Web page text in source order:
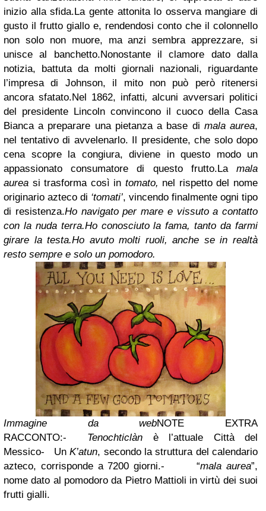
inizio alla sfida.La gente attonita lo osserva mangiare di
gusto il frutto giallo e, rendendosi conto che il colonnello
non solo non muore, ma anzi sembra apprezzare, si
unisce al banchetto.Nonostante il clamore dato dalla
notizia, battuta da molti giornali nazionali, riguardante
l’impresa di Johnson, il mito non può però ritenersi
ancora sfatato.Nel 1862, infatti,alcuni avversari politici
del presidente Lincoln convincono il cuoco della Casa
Bianca a preparare una pietanza a base di mala aurea,
nel tentativo di avvelenarlo. Il presidente, che solo dopo
cena scopre la congiura, diviene in questo modo un
appassionato consumatore di questo frutto.Lamala
aurea si trasforma così in tomato, nel rispetto del nome
originario azteco di ‘tomati’, vincendo finalmente ogni tipo
di resistenza.Ho navigato per mare e vissuto a contatto
con la nuda terra.Ho conosciuto la fama, tanto da farmi
girare la testa.Ho avuto molti ruoli, anche se in realtà
resto sempre e solo un pomodoro.
Immagine da webNOTE EXTRA
RACCONTO:- Tenochticlàn è l’attuale Città del
Messico- Un K’atun, secondo la struttura del calendario
azteco, corrisponde a 7200 giorni.- “mala aurea”,
nome dato al pomodoro da Pietro Mattioli in virtù dei suoi
frutti gialli.